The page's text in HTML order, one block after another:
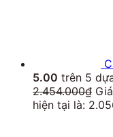
5.00 trên 5
2.454.000₫
hiện tại là: